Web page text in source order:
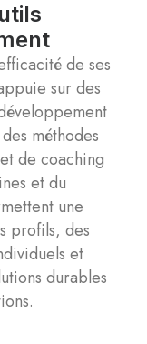
de ses
sur des
méthodes
de coaching
et du
une
profils, des
et
durables